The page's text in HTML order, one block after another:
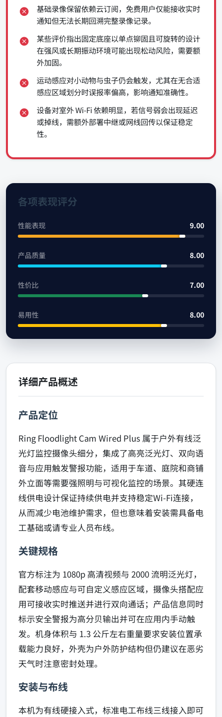
基础录像保留依赖云订阅，免费用户仅能接收实时
通知但无法长期回溯完整录像记录。
某些评价指出固定底座以单点铆固且可旋转的设计
在强风或长期振动环境可能出现松动风险，需要额
外加固。
运动感应对小动物与虫子仍会触发，尤其在无合适
感应区域划分时误报率偏高，影响通知准确性。
设备对室外 Wi‑Fi 依赖明显，若信号弱会出现延迟
或掉线，需额外部署中继或网线回传以保证稳定
性。
各项表现评分
性能表现 9.00
产品质量 8.00
性价比 7.00
易用性 8.00
详细产品概述
产品定位
Ring Floodlight Cam Wired Plus 属于户外有线泛
光灯监控摄像头细分，集成了高亮泛光灯、双向语
音与应用触发警报功能，适用于车道、庭院和商铺
外立面等需要强照明与可视化监控的场景。其硬连
线供电设计保证持续供电并支持稳定Wi‑Fi连接，
从而减少电池维护需求，但也意味着安装需具备电
工基础或请专业人员布线。
关键规格
官方标注为 1080p 高清视频与 2000 流明泛光灯，
配套移动感应与可自定义感应区域，摄像头搭配应
用可接收实时推送并进行双向通话；产品信息同时
标示安全警报为高分贝输出并可在应用内手动触
发。机身体积与 1.3 公斤左右重量要求安装位置承
载能力良好，外壳为户外防护结构但仍建议在恶劣
天气时注意密封处理。
安装与布线
本机为有线硬接入式，标准电工布线三线接入即可